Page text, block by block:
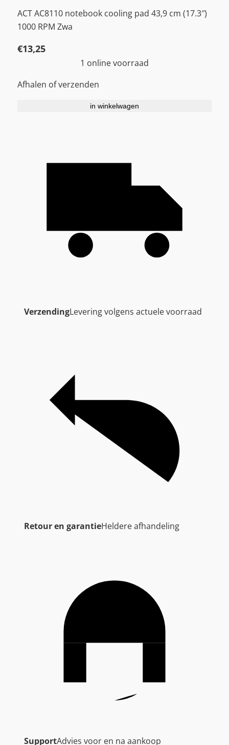
ACT AC8110 notebook cooling pad 43,9 cm (17.3″)
1000 RPM Zwa
€13,25
1 online voorraad
Afhalen of verzenden
in winkelwagen
VerzendingLevering volgens actuele voorraad
Retour en garantieHeldere afhandeling
SupportAdvies voor en na aankoop